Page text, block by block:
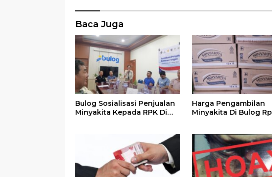
Baca Juga
Bulog Sosialisasi Penjualan
Minyakita Kepada RPK Di
Harga Pengambilan
Minyakita Di Bulog Rp